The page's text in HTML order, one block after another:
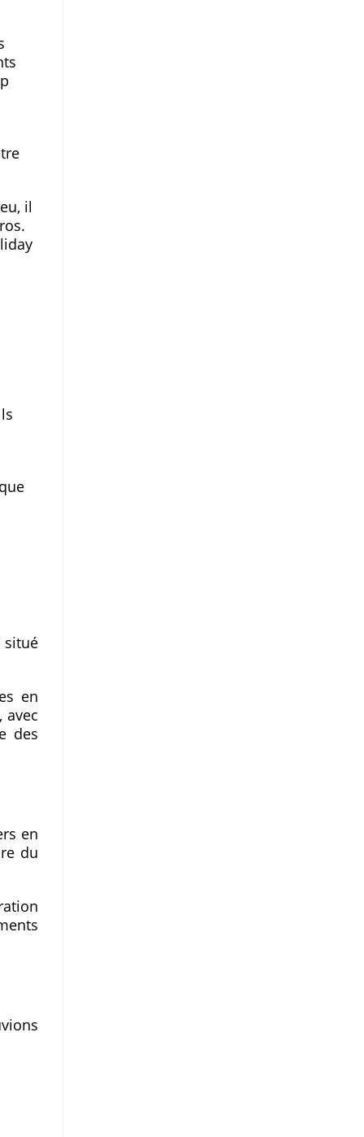
il
situé
en
avec
des
en
du